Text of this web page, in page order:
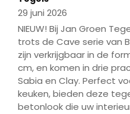
29 juni 2026
NIEUW! Bij Jan Groen
trots de Cave serie van
zijn verkrijgbaar in de
cm, en komen in drie
Sabia en Clay. Perfect
keuken, bieden deze
betonlook die uw